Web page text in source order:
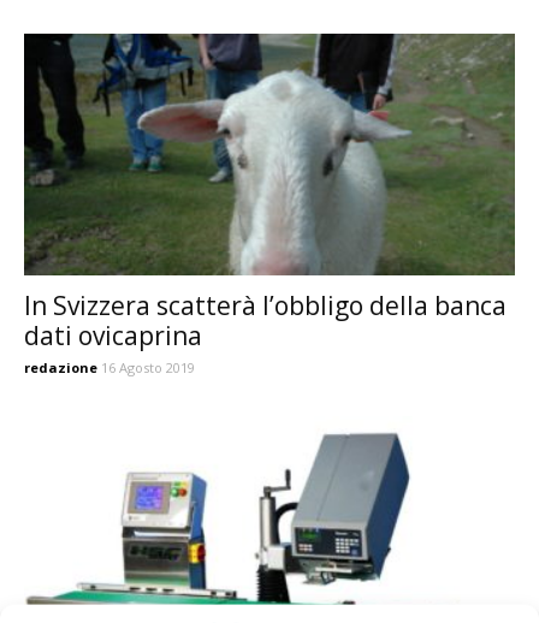
In Svizzera scatterà l’obbligo della banca
dati ovicaprina
redazione 16 Agosto 2019